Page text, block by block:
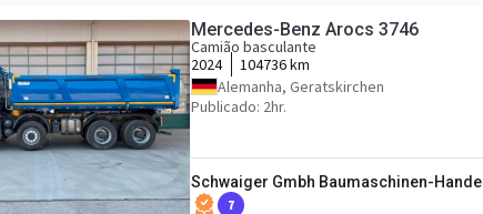
Mercedes-Benz Arocs 3746
Camião basculante
2024
104736 km
Alemanha, Geratskirchen
Publicado: 2hr.
Schwaiger Gmbh Baumaschinen-Handel
7